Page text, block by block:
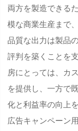
両方を製造できる
模な商業生産まで
品質な出力は製品
評判を築くことを
房にとっては、カ
を提供し、一方で
化と利益率の向上
広告キャンペーン